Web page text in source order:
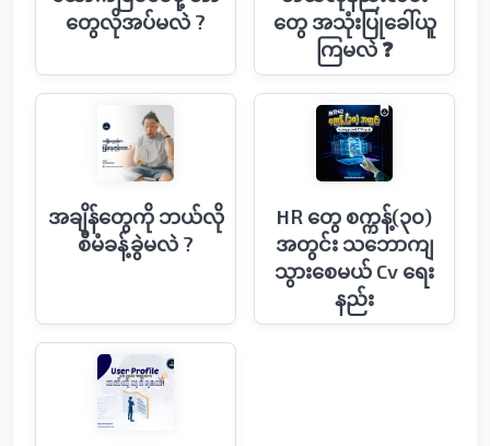
တွေလိုအပ်မလဲ ?
တွေ အသုံးပြု​ခေါ်ယူ
ကြမလဲ ❓
အချိန်တွေကို ဘယ်လို
စီမံခန့်ခွဲမလဲ ?
HR တွေ စက္ကန့်(၃၀)
အတွင်း သဘောကျ
သွားစေမယ် Cv ရေး
နည်း